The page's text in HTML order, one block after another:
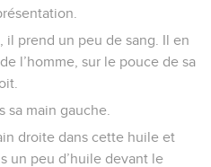
il prend un peu de sang. Il en
l’homme, sur le pouce de sa
sa main gauche.
droite dans cette huile et
un peu d’huile devant le